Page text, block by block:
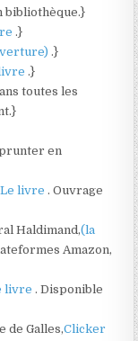
bibliothèque.}
.}
.}
.}
toutes les
en
Le livre. Ouvrage
Haldimand,(la
Amazon,
livre. Disponible
de Galles,Clicker